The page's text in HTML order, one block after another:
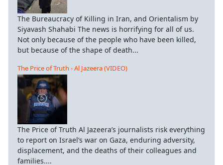
The Bureaucracy of Killing in Iran, and Orientalism by
Siyavash Shahabi The news is horrifying for all of us.
Not only because of the people who have been killed,
but because of the shape of death...
The Price of Truth - Al Jazeera (VIDEO)
The Price of Truth Al Jazeera’s journalists risk everything
to report on Israel’s war on Gaza, enduring adversity,
displacement, and the deaths of their colleagues and
families....